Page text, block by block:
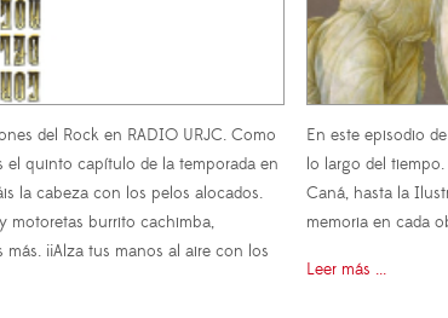
del Rock en RADIO URJC. Como
el quinto capítulo de la temporada en
la cabeza con los pelos alocados.
motoretas burrito cachimba,
¡¡Alza tus manos al aire con los
En este episodio
lo largo del
Caná, hasta la
memoria en cada
Leer más ...